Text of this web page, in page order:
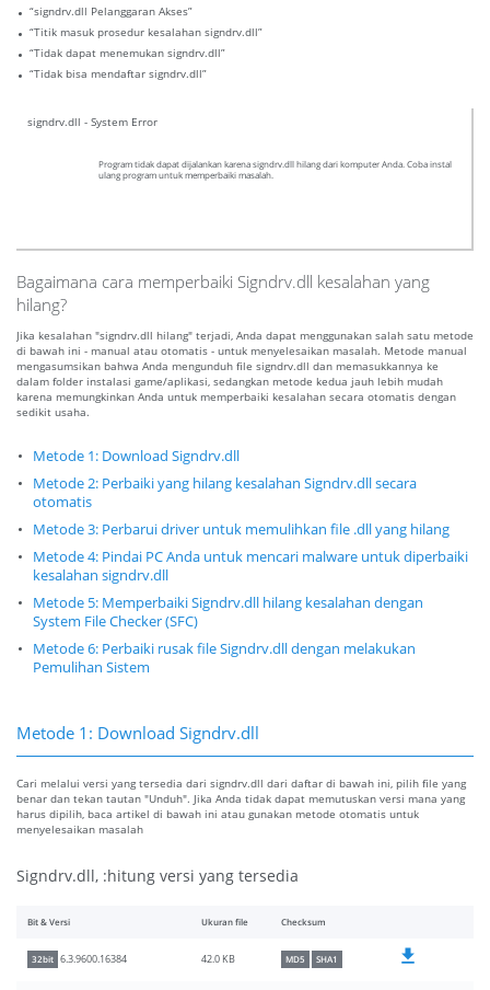
“signdrv.dll Pelanggaran Akses”
“Titik masuk prosedur kesalahan signdrv.dll”
“Tidak dapat menemukan signdrv.dll”
“Tidak bisa mendaftar signdrv.dll”
signdrv.dll - System Error
Program tidak dapat dijalankan karena signdrv.dll hilang dari komputer Anda. Coba instal
ulang program untuk memperbaiki masalah.
Bagaimana cara memperbaiki Signdrv.dll kesalahan yang
hilang?
Jika kesalahan "signdrv.dll hilang" terjadi, Anda dapat menggunakan salah satu metode
di bawah ini - manual atau otomatis - untuk menyelesaikan masalah. Metode manual
mengasumsikan bahwa Anda mengunduh file signdrv.dll dan memasukkannya ke
dalam folder instalasi game/aplikasi, sedangkan metode kedua jauh lebih mudah
karena memungkinkan Anda untuk memperbaiki kesalahan secara otomatis dengan
sedikit usaha.
Metode 1: Download Signdrv.dll
Metode 2: Perbaiki yang hilang kesalahan Signdrv.dll secara
otomatis
Metode 3: Perbarui driver untuk memulihkan file .dll yang hilang
Metode 4: Pindai PC Anda untuk mencari malware untuk diperbaiki
kesalahan signdrv.dll
Metode 5: Memperbaiki Signdrv.dll hilang kesalahan dengan
System File Checker (SFC)
Metode 6: Perbaiki rusak file Signdrv.dll dengan melakukan
Pemulihan Sistem
Metode 1: Download Signdrv.dll
Cari melalui versi yang tersedia dari signdrv.dll dari daftar di bawah ini, pilih file yang
benar dan tekan tautan "Unduh". Jika Anda tidak dapat memutuskan versi mana yang
harus dipilih, baca artikel di bawah ini atau gunakan metode otomatis untuk
menyelesaikan masalah
Signdrv.dll, :hitung versi yang tersedia
Bit & Versi Ukuran file Checksum
32bit 6.3.9600.16384 42.0 KB MD5 SHA1